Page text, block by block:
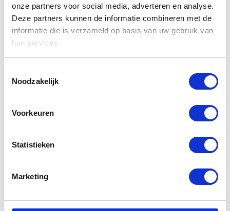
onze partners voor social media, adverteren en analyse.
Deze partners kunnen de informatie combineren met de
informatie die is verzameld op basis van uw gebruik van
hun services.
Noodzakelijk
Voorkeuren
Statistieken
Marketing
MisterCash
Belgische banken en te vergelijken met iDEAL in
Nederland. Mister Cash is de naam van het
dat te vinden is op alleen Belgische bankkaarten. Met
verrichten.